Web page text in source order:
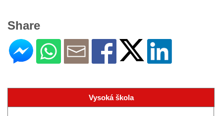
Share
Vysoká škola